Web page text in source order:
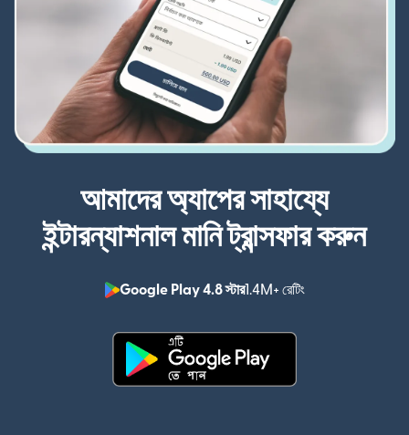
আমাদের অ্যাপের সাহায্যে
ইন্টারন্যাশনাল মানি ট্রান্সফার করুন
Google Play 4.8 স্টার1.4M+ রেটিং